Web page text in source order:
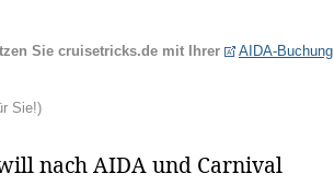
Sie cruisetricks.de mit Ihrer
AIDA-Buchung
Sie!)
nach AIDA und Carnival